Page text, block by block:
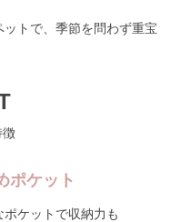
トで、季節を問わず重宝
徴
ポケット
ケットで収納力も